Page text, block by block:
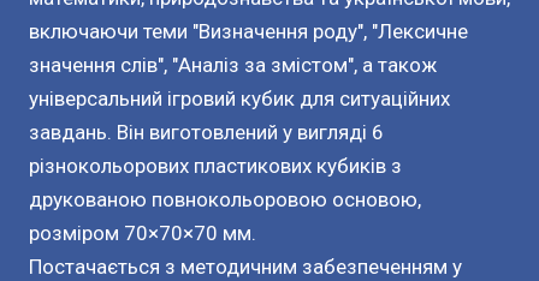
включаючи теми "Визначення роду", "Лексичне
значення слів", "Аналіз за змістом", а також
універсальний ігровий кубик для ситуаційних
завдань. Він виготовлений у вигляді 6
різнокольорових пластикових кубиків з
друкованою повнокольоровою основою,
розміром 70×70×70 мм.
Постачається з методичним забезпеченням у